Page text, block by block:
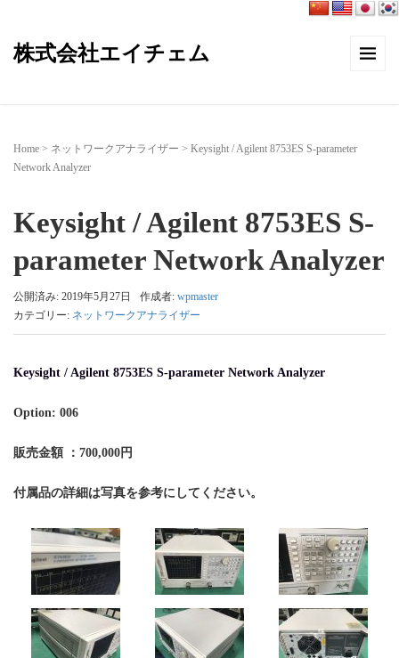
株式会社エイチェム
Home > ネットワークアナライザー > Keysight / Agilent 8753ES S-parameter
Network Analyzer
Keysight / Agilent 8753ES S-
parameter Network Analyzer
公開済み: 2019年5月27日 作成者: wpmaster
カテゴリー: ネットワークアナライザー
Keysight / Agilent 8753ES S-parameter Network Analyzer
Option: 006
販売金額 ：700,000円
付属品の詳細は写真を参考にしてください。